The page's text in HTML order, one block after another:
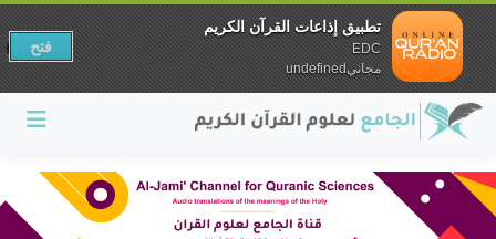
تطبيق إذاعات القرآن الكريم
EDC
مجانيundefined
فتح